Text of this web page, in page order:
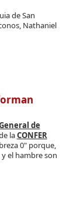
de San
Nathaniel
de
laCONFER
0" porque,
el hambre son